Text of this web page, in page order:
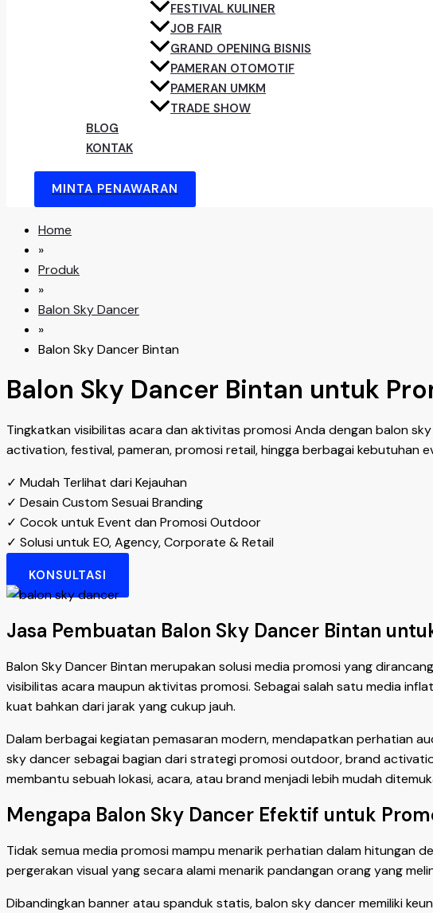
FESTIVAL KULINER
JOB FAIR
GRAND OPENING BISNIS
PAMERAN OTOMOTIF
PAMERAN UMKM
TRADE SHOW
BLOG
KONTAK
MINTA PENAWARAN
Home
»
Produk
»
Balon Sky Dancer
»
Balon Sky Dancer Bintan
Balon Sky Dancer Bintan untuk
Tingkatkan visibilitas acara dan aktivitas promosi Anda dengan balon
activation, festival, pameran, promosi retail, hingga berbagai kebutuhan
✓ Mudah Terlihat dari Kejauhan
✓ Desain Custom Sesuai Branding
✓ Cocok untuk Event dan Promosi Outdoor
✓ Solusi untuk EO, Agency, Corporate & Retail
KONSULTASI
Jasa Pembuatan Balon Sky Dancer Bintan
Balon Sky Dancer Bintan merupakan solusi media promosi yang
visibilitas acara maupun aktivitas promosi. Sebagai salah satu media
kuat bahkan dari jarak yang cukup jauh.
Dalam berbagai kegiatan pemasaran modern, mendapatkan perhatian
sky dancer sebagai bagian dari strategi promosi outdoor, brand
membantu sebuah lokasi, acara, atau brand menjadi lebih mudah
Mengapa Balon Sky Dancer Efektif untuk
Tidak semua media promosi mampu menarik perhatian dalam hitungan
pergerakan visual yang secara alami menarik pandangan orang yang
Dibandingkan banner atau spanduk statis, balon sky dancer memiliki